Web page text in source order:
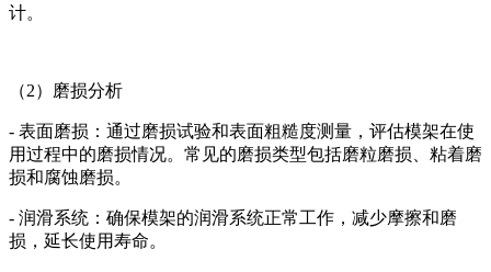
计。
（2）磨损分析
- 表面磨损：通过磨损试验和表面粗糙度测量，评估模架在使
用过程中的磨损情况。常见的磨损类型包括磨粒磨损、粘着磨
损和腐蚀磨损。
- 润滑系统：确保模架的润滑系统正常工作，减少摩擦和磨
损，延长使用寿命。